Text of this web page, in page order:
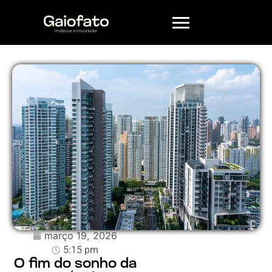
no blog
Lista
de
Leitura
Formações
Clube
de
Leitura
Curso
março 19, 2026
5:15 pm
O fim do sonho da